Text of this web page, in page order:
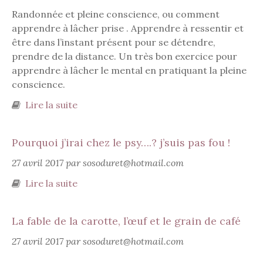
Randonnée et pleine conscience, ou comment
apprendre à lâcher prise . Apprendre à ressentir et
être dans l’instant présent pour se détendre,
prendre de la distance. Un très bon exercice pour
apprendre à lâcher le mental en pratiquant la pleine
conscience.
Lire la suite
Pourquoi j’irai chez le psy….? j’suis pas fou !
27 avril 2017 par sosoduret@hotmail.com
Lire la suite
La fable de la carotte, l’œuf et le grain de café
27 avril 2017 par sosoduret@hotmail.com